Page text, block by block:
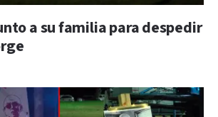
a su familia para despedir